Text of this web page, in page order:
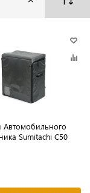
Автомобильного
Sumitachi С50